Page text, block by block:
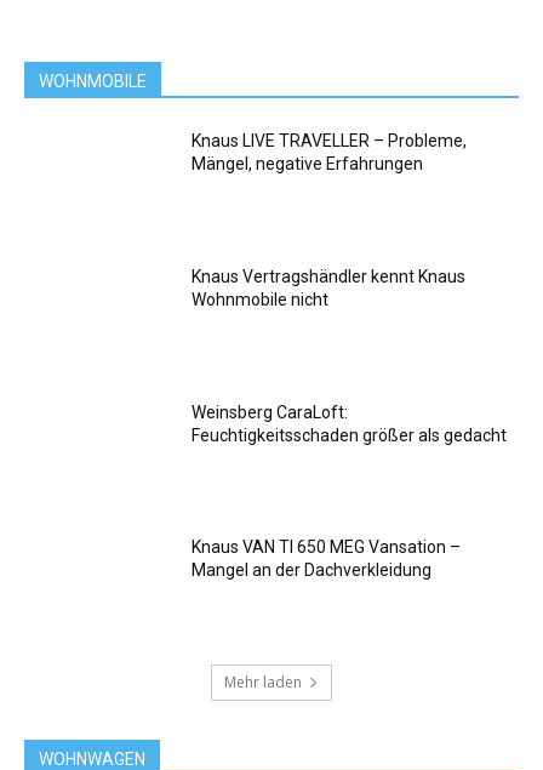
WOHNMOBILE
Knaus LIVE TRAVELLER – Probleme,
Mängel, negative Erfahrungen
Knaus Vertragshändler kennt Knaus
Wohnmobile nicht
Weinsberg CaraLoft:
Feuchtigkeitsschaden größer als gedacht
Knaus VAN TI 650 MEG Vansation –
Mangel an der Dachverkleidung
Mehr laden
WOHNWAGEN